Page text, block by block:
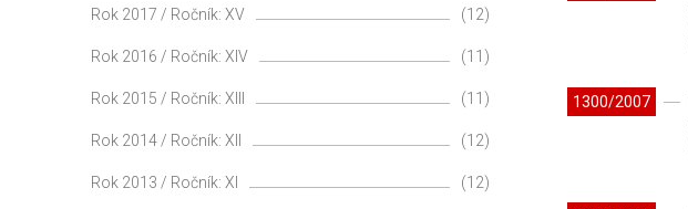
1300/2007
Rok 2017 / Ročník: XV (12)
Rok 2016 / Ročník: XIV (11)
Rok 2015 / Ročník: XIII (11)
Rok 2014 / Ročník: XII (12)
Rok 2013 / Ročník: XI (12)